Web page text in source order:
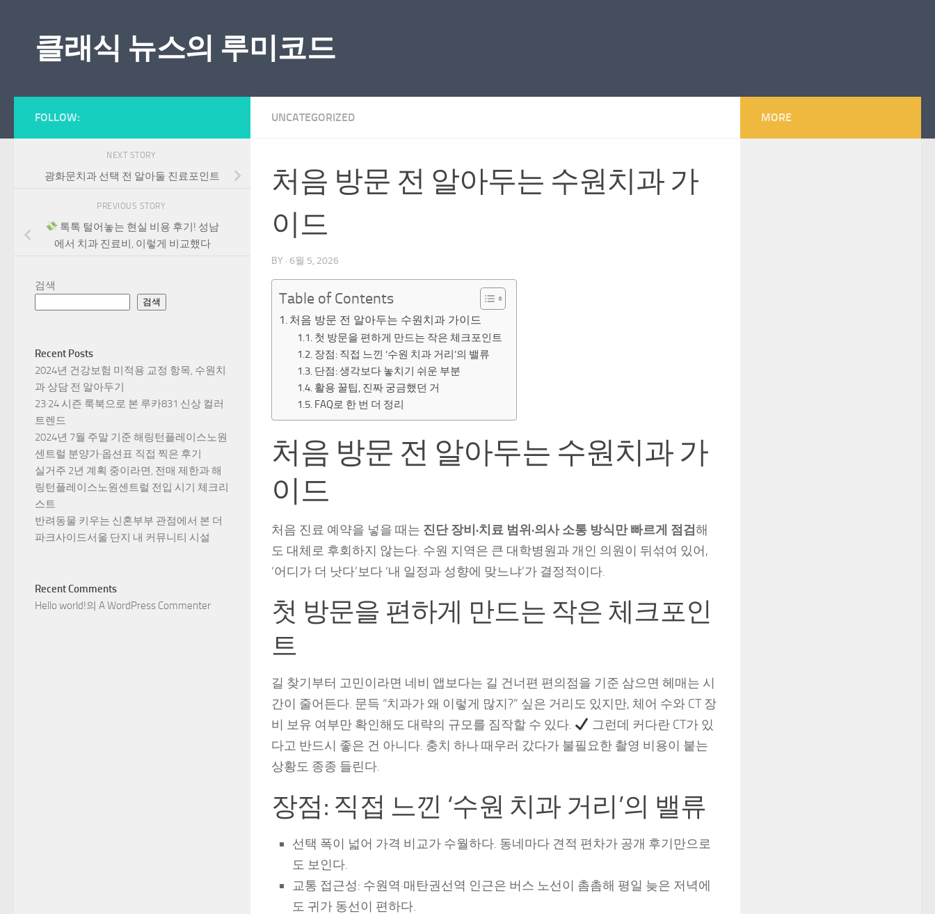
클래식 뉴스의 루미코드
UNCATEGORIZED
처음 방문 전 알아두는 수원치과 가
이드
BY · 6월 5, 2026
Table of Contents
처음 방문 전 알아두는 수원치과 가이드
첫 방문을 편하게 만드는 작은 체크포인트
장점: 직접 느낀 ‘수원 치과 거리’의 밸류
단점: 생각보다 놓치기 쉬운 부분
활용 꿀팁, 진짜 궁금했던 거
FAQ로 한 번 더 정리
처음 방문 전 알아두는 수원치과 가
이드
처음 진료 예약을 넣을 때는 진단 장비·치료 범위·의사 소통 방식만 빠르게 점검해
도 대체로 후회하지 않는다. 수원 지역은 큰 대학병원과 개인 의원이 뒤섞여 있어,
‘어디가 더 낫다’보다 ‘내 일정과 성향에 맞느냐’가 결정적이다.
첫 방문을 편하게 만드는 작은 체크포인
트
길 찾기부터 고민이라면 네비 앱보다는 길 건너편 편의점을 기준 삼으면 헤매는 시
간이 줄어든다. 문득 “치과가 왜 이렇게 많지?” 싶은 거리도 있지만, 체어 수와 CT 장
비 보유 여부만 확인해도 대략의 규모를 짐작할 수 있다.
그런데 커다란 CT가 있
다고 반드시 좋은 건 아니다. 충치 하나 때우러 갔다가 불필요한 촬영 비용이 붙는
상황도 종종 들린다.
장점: 직접 느낀 ‘수원 치과 거리’의 밸류
선택 폭이 넓어 가격 비교가 수월하다. 동네마다 견적 편차가 공개 후기만으로
도 보인다.
교통 접근성: 수원역·매탄권선역 인근은 버스 노선이 촘촘해 평일 늦은 저녁에
도 귀가 동선이 편하다.
FOLLOW:
NEXT STORY
광화문치과 선택 전 알아둘 진료포인트
PREVIOUS STORY
톡톡 털어놓는 현실 비용 후기! 성남
에서 치과 진료비, 이렇게 비교했다
검색
검색
Recent Posts
2024년 건강보험 미적용 교정 항목, 수원치
과 상담 전 알아두기
23·24 시즌 룩북으로 본 루카831 신상 컬러
트렌드
2024년 7월 주말 기준 해링턴플레이스노원
센트럴 분양가·옵션표 직접 찍은 후기
실거주 2년 계획 중이라면, 전매 제한과 해
링턴플레이스노원센트럴 전입 시기 체크리
스트
반려동물 키우는 신혼부부 관점에서 본 더
파크사이드서울 단지 내 커뮤니티 시설
Recent Comments
Hello world!의 A WordPress Commenter
MORE